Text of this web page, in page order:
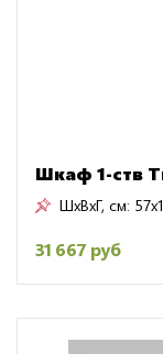
Шкаф 1-ств
ШxВxГ, см:
31 667 руб